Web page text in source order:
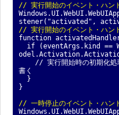
// 実行開始のイベント・ハン
stener("activated",
// 実行開始のイベント・ハン
function
if (eventArgs.kind ==
// 実行開始時の初期化処理
書く
}
}
// 一時停止のイベント・ハン